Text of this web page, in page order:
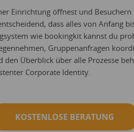
Einrichtung öffnest und Besuchern
dass alles von Anfang
wie bookingkit kannst du
Gruppenanfragen
den Überblick über alle Prozesse
Corporate Identity.
KOSTENLOSE BERATUNG